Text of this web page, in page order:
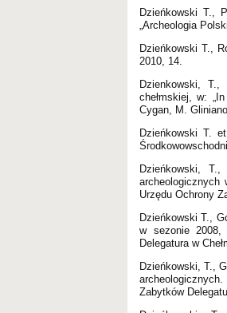
Dzieńkowski T.,
„Archeologia
Dzieńkowski T.,
2010, 14.
Dzienkowski, T.,
chełmskiej, w:
Cygan, M.
Dzieńkowski T.
Dzieńkowski,
archeologicznych
Urzędu Ochrony
Dzieńkowski T.,
w sezonie 2008,
Delegatura w
Dzieńkowski, T.,
Zabytków